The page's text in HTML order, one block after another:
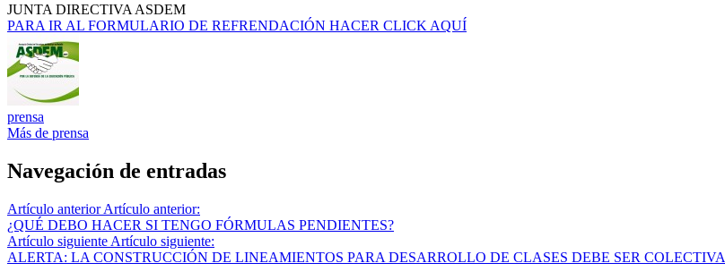
JUNTA DIRECTIVA ASDEM
PARA IR AL FORMULARIO DE REFRENDACIÓN HACER CLICK AQUÍ
prensa
Más de prensa
Navegación de entradas
Artículo anterior Artículo anterior:
¿QUÉ DEBO HACER SI TENGO FÓRMULAS PENDIENTES?
Artículo siguiente Artículo siguiente:
ALERTA: LA CONSTRUCCIÓN DE LINEAMIENTOS PARA DESARROLLO DE CLASES DEBE SER COLECTIVA